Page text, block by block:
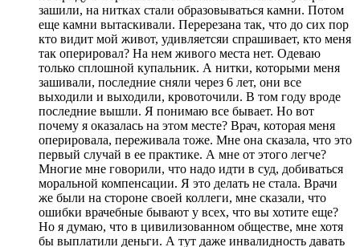
зашили, на нитках стали образовываться камни. Потом
еще камни вытаскивали. Перерезана так, что до сих пор
кто видит мой живот, удивляетсяи спрашивает, кто меня
так оперировал? На нем живого места нет. Одеваю
только сплошной купальник. А нитки, которыми меня
зашивали, последние сняли через 6 лет, они все
выходили и выходили, кровоточили. В том году вроде
последние вышли. Я понимаю все бывает. Но вот
почему я оказалась на этом месте? Врач, которая меня
оперировала, переживала тоже. Мне она сказала, что это
первый случай в ее практике. А мне от этого легче?
Многие мне говорили, что надо идти в суд, добиваться
моральной компенсации. Я это делать не стала. Врачи
же были на стороне своей коллеги, мне сказали, что
ошибки врачебные бывают у всех, что вы хотите еще?
Но я думаю, что в цивилизованном обществе, мне хотя
бы выплатили деньги. А тут даже инвалидность давать